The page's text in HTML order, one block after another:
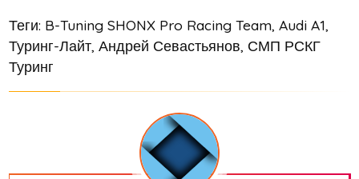
Теги: B-Tuning SHONX Pro Racing Team, Audi A1,
Туринг-Лайт, Андрей Севастьянов, СМП РСКГ
Туринг